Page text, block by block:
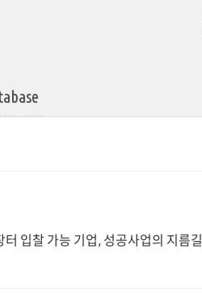
입찰 가능 기업, 성공사업의 지름길